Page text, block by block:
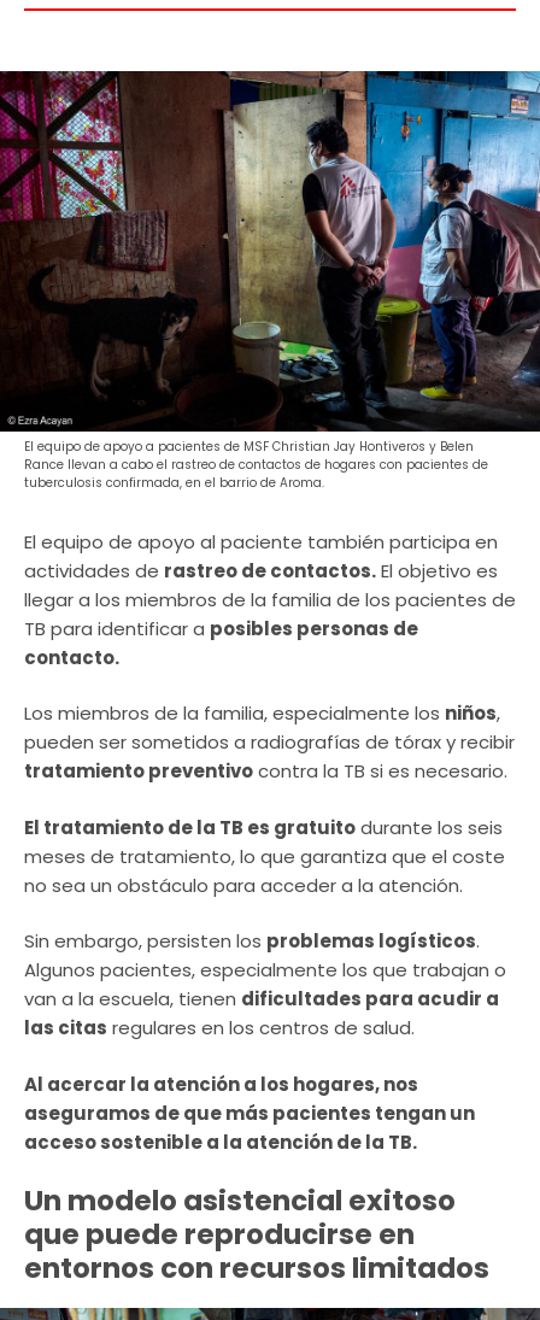
El equipo de apoyo a pacientes de MSF Christian Jay Hontiveros y Belen
Rance llevan a cabo el rastreo de contactos de hogares con pacientes de
tuberculosis confirmada, en el barrio de Aroma.
El equipo de apoyo al paciente también participa en
actividades de rastreo de contactos.El objetivo es
llegar a los miembros de la familia de los pacientes de
TB para identificar a posibles personas de
contacto.
Los miembros de la familia, especialmente los niños,
pueden ser sometidos a radiografías de tórax y recibir
tratamiento preventivocontra la TB si es necesario.
El tratamiento de la TB es gratuitodurante los seis
meses de tratamiento, lo que garantiza que el coste
no sea un obstáculo para acceder a la atención.
Sin embargo, persisten los problemas logísticos.
Algunos pacientes, especialmente los que trabajan o
van a la escuela, tienen dificultades para acudir a
las citas regulares en los centros de salud.
Al acercar la atención a los hogares, nos
aseguramos de que más pacientes tengan un
acceso sostenible a la atención de la TB.
Un modelo asistencial exitoso
que puede reproducirse en
entornos con recursos limitados